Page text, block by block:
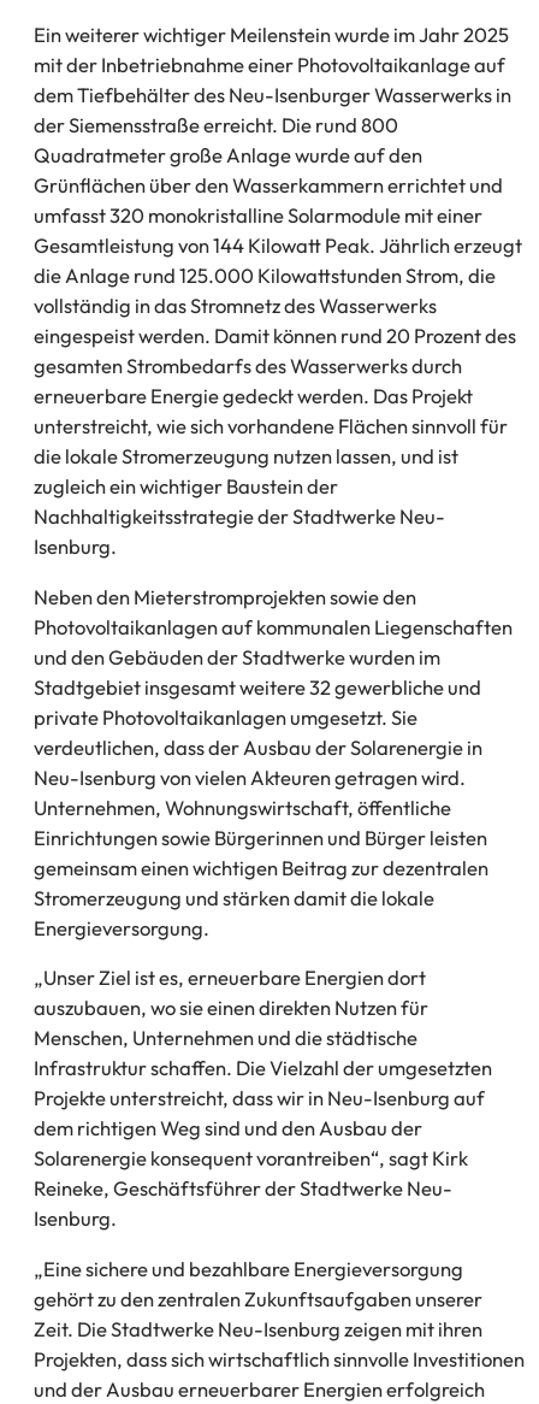
Ein weiterer wichtiger Meilenstein wurde im Jahr 2025
mit der Inbetriebnahme einer Photovoltaikanlage auf
dem Tiefbehälter des Neu-Isenburger Wasserwerks in
der Siemensstraße erreicht. Die rund 800
Quadratmeter große Anlage wurde auf den
Grünflächen über den Wasserkammern errichtet und
umfasst 320 monokristalline Solarmodule mit einer
Gesamtleistung von 144 Kilowatt Peak. Jährlich erzeugt
die Anlage rund 125.000 Kilowattstunden Strom, die
vollständig in das Stromnetz des Wasserwerks
eingespeist werden. Damit können rund 20 Prozent des
gesamten Strombedarfs des Wasserwerks durch
erneuerbare Energie gedeckt werden. Das Projekt
unterstreicht, wie sich vorhandene Flächen sinnvoll für
die lokale Stromerzeugung nutzen lassen, und ist
zugleich ein wichtiger Baustein der
Nachhaltigkeitsstrategie der Stadtwerke Neu-
Isenburg.
Neben den Mieterstromprojekten sowie den
Photovoltaikanlagen auf kommunalen Liegenschaften
und den Gebäuden der Stadtwerke wurden im
Stadtgebiet insgesamt weitere 32 gewerbliche und
private Photovoltaikanlagen umgesetzt. Sie
verdeutlichen, dass der Ausbau der Solarenergie in
Neu-Isenburg von vielen Akteuren getragen wird.
Unternehmen, Wohnungswirtschaft, öffentliche
Einrichtungen sowie Bürgerinnen und Bürger leisten
gemeinsam einen wichtigen Beitrag zur dezentralen
Stromerzeugung und stärken damit die lokale
Energieversorgung.
„Unser Ziel ist es, erneuerbare Energien dort
auszubauen, wo sie einen direkten Nutzen für
Menschen, Unternehmen und die städtische
Infrastruktur schaffen. Die Vielzahl der umgesetzten
Projekte unterstreicht, dass wir in Neu-Isenburg auf
dem richtigen Weg sind und den Ausbau der
Solarenergie konsequent vorantreiben“, sagt Kirk
Reineke, Geschäftsführer der Stadtwerke Neu-
Isenburg.
„Eine sichere und bezahlbare Energieversorgung
gehört zu den zentralen Zukunftsaufgaben unserer
Zeit. Die Stadtwerke Neu-Isenburg zeigen mit ihren
Projekten, dass sich wirtschaftlich sinnvolle Investitionen
und der Ausbau erneuerbarer Energien erfolgreich